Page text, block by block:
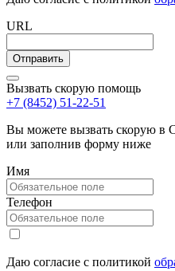
URL
Вызвать скорую помощь
+7 (8452) 51-22-51
Вы можете вызвать скорую в
или заполнив форму ниже
Имя
Телефон
Даю согласие с политикой